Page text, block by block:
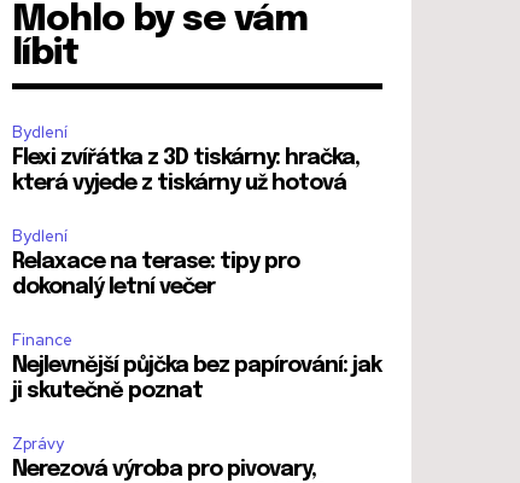
Mohlo by se vám
líbit
Bydlení
Flexi zvířátka z 3D tiskárny: hračka,
která vyjede z tiskárny už hotová
Bydlení
Relaxace na terase: tipy pro
dokonalý letní večer
Finance
Nejlevnější půjčka bez papírování: jak
ji skutečně poznat
Zprávy
Nerezová výroba pro pivovary,